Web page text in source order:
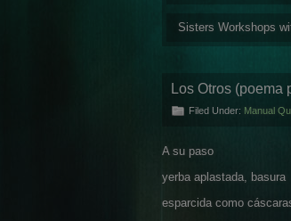
Sisters Workshops
Los Otros (poema
Filed Under: Manual
A su paso
yerba aplastada, basura
esparcida como